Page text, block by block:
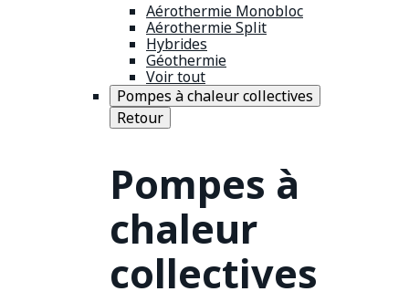
Aérothermie Monobloc
Aérothermie Split
Hybrides
Géothermie
Voir tout
Pompes à chaleur collectives
Retour
Pompes à
chaleur
collectives